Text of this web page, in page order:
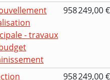
- travaux
958 249,00 €
958 249,00 €